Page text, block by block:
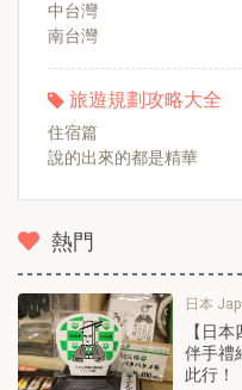
中台灣
南台灣
旅遊規劃攻略大全
住宿篇
說的出來的都是精華
熱門
日本
【日
伴手禮
此行！